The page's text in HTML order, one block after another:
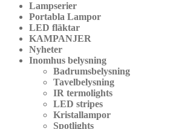
Lampserier
Portabla Lampor
LED fläktar
KAMPANJER
Nyheter
Inomhus belysning
Badrumsbelysning
Tavelbelysning
IR termolights
LED stripes
Kristallampor
Spotlights